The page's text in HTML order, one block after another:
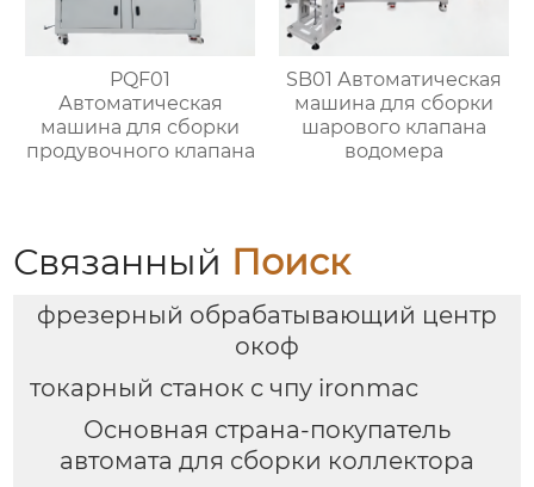
PQF01
Автоматическая
машина для сборки
продувочного клапана
SB01 Автоматическая
машина для сборки
шарового клапана
водомера
Связанный Поиск
фрезерный обрабатывающий центр
окоф
токарный станок с чпу ironmac
Основная страна-покупатель
автомата для сборки коллектора